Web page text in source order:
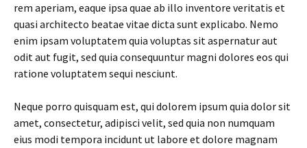
rem aperiam, eaque ipsa quae ab illo inventore veritatis et
quasi architecto beatae vitae dicta sunt explicabo. Nemo
enim ipsam voluptatem quia voluptas sit aspernatur aut
odit aut fugit, sed quia consequuntur magni dolores eos qui
ratione voluptatem sequi nesciunt.
Neque porro quisquam est, qui dolorem ipsum quia dolor sit
amet, consectetur, adipisci velit, sed quia non numquam
eius modi tempora incidunt ut labore et dolore magnam